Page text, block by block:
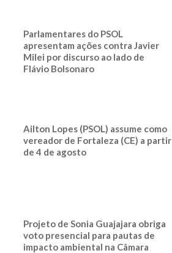
Parlamentares do PSOL
apresentam ações contra Javier
Milei por discurso ao lado de
Flávio Bolsonaro
Ailton Lopes (PSOL) assume como
vereador de Fortaleza (CE) a partir
de 4 de agosto
Projeto de Sonia Guajajara obriga
voto presencial para pautas de
impacto ambiental na Câmara